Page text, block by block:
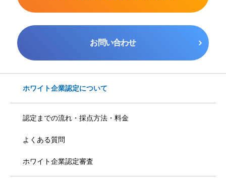
お問い合わせ
ホワイト企業認定について
認定までの流れ・採点方法・料金
よくある質問
ホワイト企業認定審査